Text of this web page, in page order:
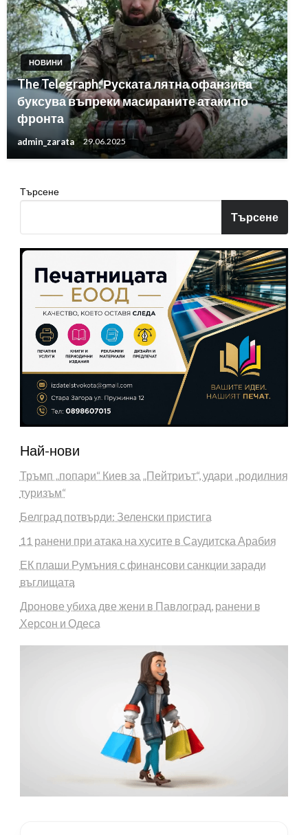
НОВИНИ
The Telegraph: Руската лятна офанзива
буксува въпреки масираните атаки по
фронта
admin_zarata 29.06.2025
Търсене
Търсене
Най-нови
Тръмп „попари“ Киев за „Пейтриът“, удари „родилния
туризъм“
Белград потвърди: Зеленски пристига
11 ранени при атака на хусите в Саудитска Арабия
ЕК плаши Румъния с финансови санкции заради
въглищата
Дронове убиха две жени в Павлоград, ранени в
Херсон и Одеса